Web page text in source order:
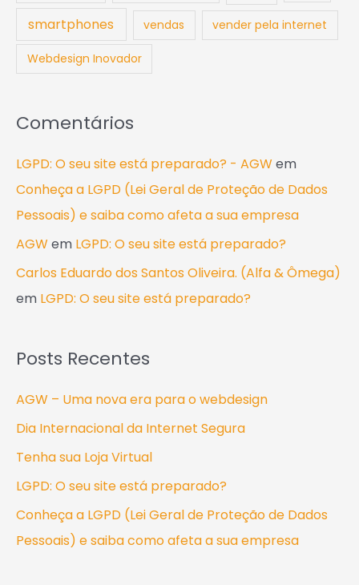
smartphones vendas vender pela internet
Webdesign Inovador
Comentários
LGPD: O seu site está preparado? - AGW em
Conheça a LGPD (Lei Geral de Proteção de Dados
Pessoais) e saiba como afeta a sua empresa
AGW em LGPD: O seu site está preparado?
Carlos Eduardo dos Santos Oliveira. (Alfa & Ômega)
em LGPD: O seu site está preparado?
Posts Recentes
AGW – Uma nova era para o webdesign
Dia Internacional da Internet Segura
Tenha sua Loja Virtual
LGPD: O seu site está preparado?
Conheça a LGPD (Lei Geral de Proteção de Dados
Pessoais) e saiba como afeta a sua empresa